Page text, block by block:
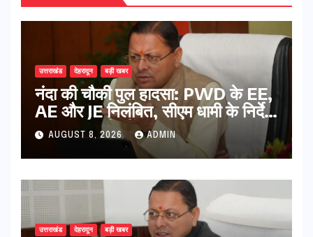
उत्तराखंड देहरादून बड़ी खबर
नंदा की चौकी पुल हादसा: PWD के EE,
AE और JE निलंबित, सीएम धामी के निर्देश
पर सख्त कार्रवाई
AUGUST 8, 2026 ADMIN
उत्तराखंड देहरादून बड़ी खबर